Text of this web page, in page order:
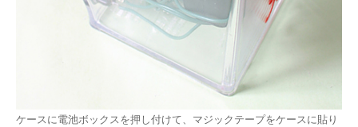
ケースに電池ボックスを押し付けて、マジックテープをケースに貼り